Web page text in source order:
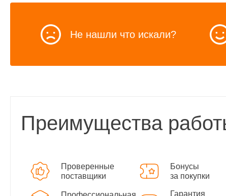
Не нашли что искали?
Преимущества
Проверенные
поставщики
Бонусы
за покупки
Гарантия